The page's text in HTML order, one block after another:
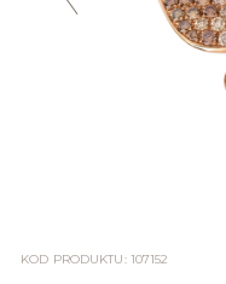
KOD PRODUKTU: 107152